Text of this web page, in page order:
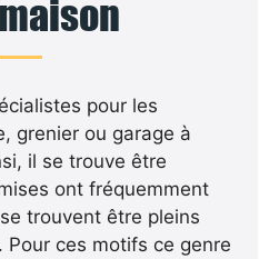
pour les
grenier ou garage à
il se trouve être
ont fréquemment
trouvent être pleins
Pour ces motifs ce genre